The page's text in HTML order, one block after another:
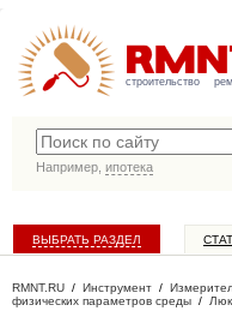
строительство
Например, ипотека
ВЫБРАТЬ РАЗДЕЛ
RMNT.RU / Инструмент /
физических параметров среды /